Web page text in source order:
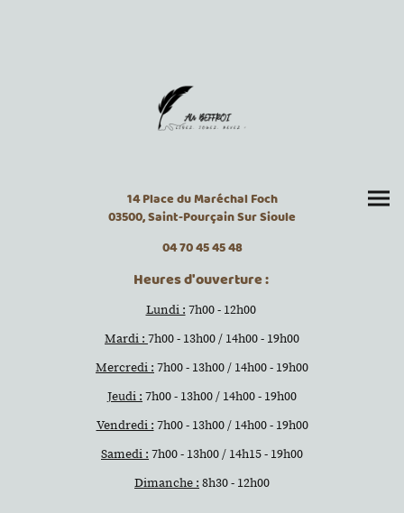
14 Place du Maréchal Foch
03500, Saint-Pourçain Sur Sioule
04 70 45 45 48
Heures d'ouverture :
Lundi : 7h00 - 12h00
Mardi : 7h00 - 13h00 / 14h00 - 19h00
Mercredi : 7h00 - 13h00 / 14h00 - 19h00
Jeudi : 7h00 - 13h00 / 14h00 - 19h00
Vendredi : 7h00 - 13h00 / 14h00 - 19h00
Samedi : 7h00 - 13h00 / 14h15 - 19h00
Dimanche : 8h30 - 12h00